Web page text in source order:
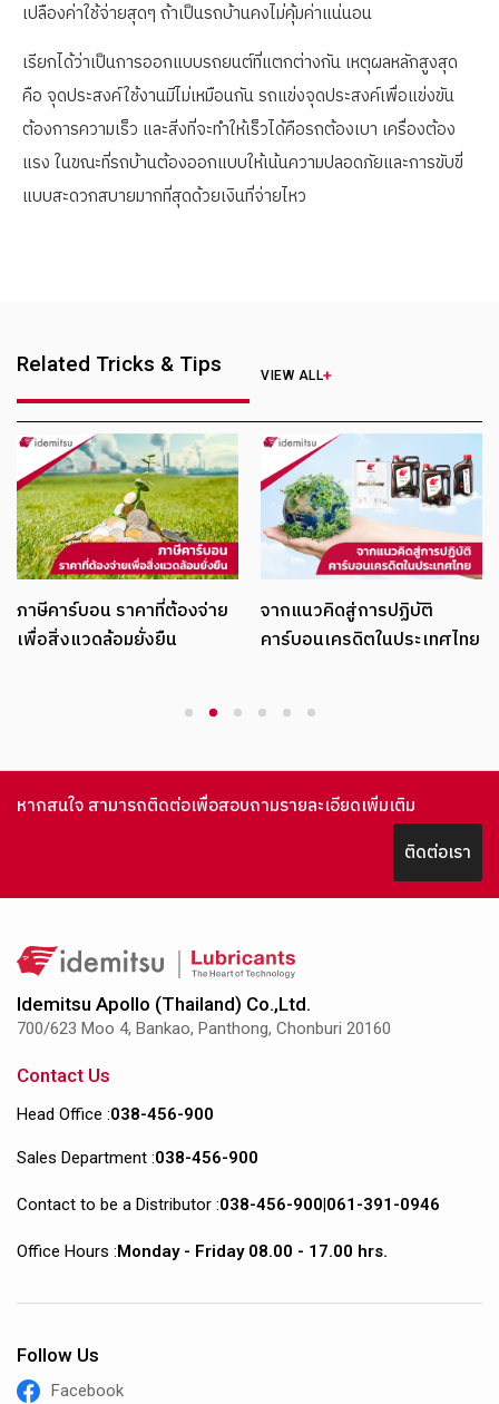
เปลืองค่าใช้จ่ายสุดๆ ถ้าเป็นรถบ้านคงไม่คุ้มค่าแน่นอน
เรียกได้ว่าเป็นการออกแบบรถยนต์ที่แตกต่างกัน เหตุผลหลักสูงสุด
คือ จุดประสงค์ใช้งานมีไม่เหมือนกัน รถแข่งจุดประสงค์เพื่อแข่งขัน
ต้องการความเร็ว และสิ่งที่จะทำให้เร็วได้คือรถต้องเบา เครื่องต้อง
แรง ในขณะที่รถบ้านต้องออกแบบให้เน้นความปลอดภัยและการขับขี่
แบบสะดวกสบายมากที่สุดด้วยเงินที่จ่ายไหว
Related Tricks & Tips VIEW ALL
ภาษีคาร์บอน ราคาที่ต้องจ่าย
เพื่อสิ่งแวดล้อมยั่งยืน
จากแนวคิดสู่การปฏิบัติ
คาร์บอนเครดิตในประเทศไทย
หากสนใจ สามารถติดต่อเพื่อสอบถามรายละเอียดเพิ่มเติม
ติดต่อเรา
Idemitsu Apollo (Thailand) Co.,Ltd.
700/623 Moo 4, Bankao, Panthong, Chonburi 20160
Contact Us
Head Office :038-456-900
Sales Department :038-456-900
Contact to be a Distributor :038-456-900 061-391-0946
Office Hours : Monday - Friday 08.00 - 17.00 hrs.
Follow Us
Facebook